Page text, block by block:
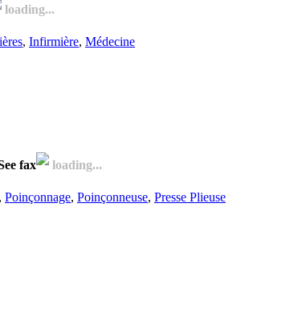
loading...
, Infirmière, Médecine
fax loading...
, Poinçonnage, Poinçonneuse, Presse Plieuse